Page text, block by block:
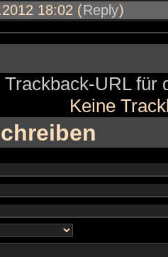
18:02 (Reply)
Trackback-URL für
Keine